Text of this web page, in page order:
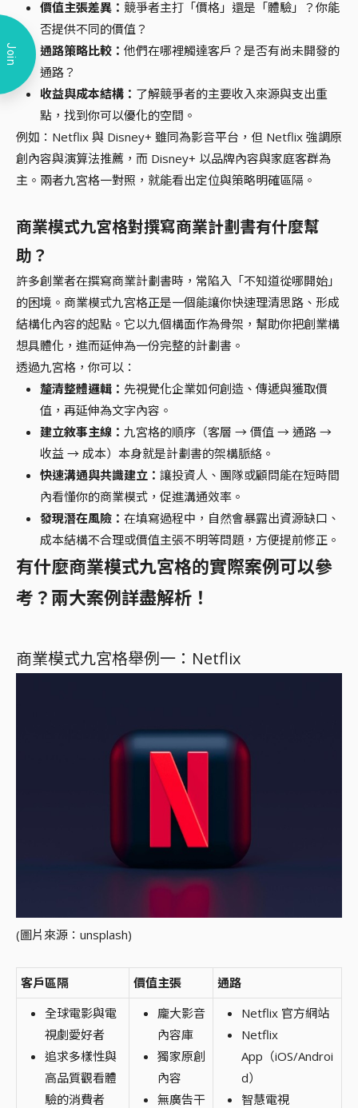
Join
價值主張差異： 競爭者主打「價格」還是「體驗」？你能
否提供不同的價值？
通路策略比較： 他們在哪裡觸達客戶？是否有尚未開發的
通路？
收益與成本結構： 了解競爭者的主要收入來源與支出重
點，找到你可以優化的空間。
例如：Netflix 與 Disney+ 雖同為影音平台，但 Netflix 強調原
創內容與演算法推薦，而 Disney+ 以品牌內容與家庭客群為
主。兩者九宮格一對照，就能看出定位與策略明確區隔。
商業模式九宮格對撰寫商業計劃書有什麼幫
助？
許多創業者在撰寫商業計劃書時，常陷入「不知道從哪開始」
的困境。商業模式九宮格正是一個能讓你快速理清思路、形成
結構化內容的起點。它以九個構面作為骨架，幫助你把創業構
想具體化，進而延伸為一份完整的計劃書。
透過九宮格，你可以：
釐清整體邏輯： 先視覺化企業如何創造、傳遞與獲取價
值，再延伸為文字內容。
建立敘事主線： 九宮格的順序（客層 → 價值 → 通路 →
收益 → 成本）本身就是計劃書的架構脈絡。
快速溝通與共識建立： 讓投資人、團隊或顧問能在短時間
內看懂你的商業模式，促進溝通效率。
發現潛在風險： 在填寫過程中，自然會暴露出資源缺口、
成本結構不合理或價值主張不明等問題，方便提前修正。
有什麼商業模式九宮格的實際案例可以參
考？兩大案例詳盡解析！
商業模式九宮格舉例一：Netflix
(圖片來源：unsplash)
客戶區隔 價值主張
通路
全球電影與電
視劇愛好者
追求多樣性與
高品質觀看體
驗的消費者
龐大影音
內容庫
獨家原創
內容
無廣告干
Netflix 官方網站
Netflix
App（iOS/Androi
d）
智慧電視